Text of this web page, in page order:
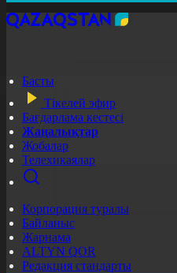
Басты
Тікелей эфир
Бағдарлама кестесі
Жаңалықтар
Жобалар
Телехикаялар
Корпорация туралы
Байланыс
Жарнама
ALTYN QOR
Редакция стандарты